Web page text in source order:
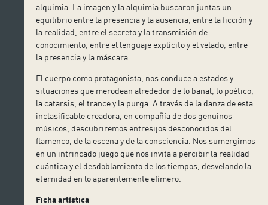
alquimia. La imagen y la alquimia buscaron juntas un
equilibrio entre la presencia y la ausencia, entre la ficción y
la realidad, entre el secreto y la transmisión de
conocimiento, entre el lenguaje explícito y el velado, entre
la presencia y la máscara.
El cuerpo como protagonista, nos conduce a estados y
situaciones que merodean alrededor de lo banal, lo poético,
la catarsis, el trance y la purga. A través de la danza de esta
inclasificable creadora, en compañía de dos genuinos
músicos, descubriremos entresijos desconocidos del
flamenco, de la escena y de la consciencia. Nos sumergimos
en un intrincado juego que nos invita a percibir la realidad
cuántica y el desdoblamiento de los tiempos, desvelando la
eternidad en lo aparentemente efímero.
Ficha artística